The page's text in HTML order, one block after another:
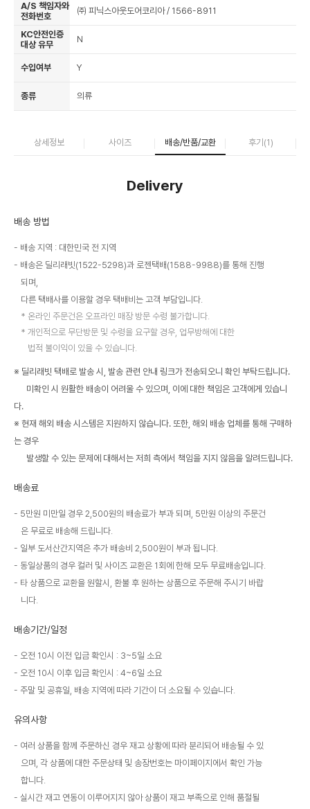
A/S 책임자와
전화번호
㈜ 피닉스아웃도어코리아 / 1566-8911
KC안전인증
대상 유무
N
수입여부 Y
종류 의류
상세정보 사이즈 배송/반품/교환 후기(1)
Delivery
배송 방법
배송 지역 : 대한민국 전 지역
배송은 딜리래빗(1522-5298)과 로젠택배(1588-9988)를 통해 진행
되며,
다른 택배사를 이용할 경우 택배비는 고객 부담입니다.
온라인 주문건은 오프라인 매장 방문 수령 불가합니다.
개인적으로 무단방문 및 수령을 요구할 경우, 업무방해에 대한
법적 불이익이 있을 수 있습니다.
※ 딜리래빗 택배로 발송 시, 발송 관련 안내 링크가 전송되오니 확인 부탁드립니다.
미확인 시 원활한 배송이 어려울 수 있으며, 이에 대한 책임은 고객에게 있습니
다.
※ 현재 해외 배송 시스템은 지원하지 않습니다. 또한, 해외 배송 업체를 통해 구매하
는 경우
발생할 수 있는 문제에 대해서는 저희 측에서 책임을 지지 않음을 알려드립니다.
배송료
5만원 미만일 경우 2,500원의 배송료가 부과 되며, 5만원 이상의 주문건
은 무료로 배송해 드립니다.
일부 도서산간지역은 추가 배송비 2,500원이 부과 됩니다.
동일상품의 경우 컬러 및 사이즈 교환은 1회에 한해 모두 무료배송입니다.
타 상품으로 교환을 원할시, 환불 후 원하는 상품으로 주문해 주시기 바랍
니다.
배송기간/일정
오전 10시 이전 입금 확인시 : 3~5일 소요
오전 10시 이후 입금 확인시 : 4~6일 소요
주말 및 공휴일, 배송 지역에 따라 기간이 더 소요될 수 있습니다.
유의사항
여러 상품을 함께 주문하신 경우 재고 상황에 따라 분리되어 배송될 수 있
으며, 각 상품에 대한 주문상태 및 송장번호는 마이페이지에서 확인 가능
합니다.
실시간 재고 연동이 이루어지지 않아 상품이 재고 부족으로 인해 품절될